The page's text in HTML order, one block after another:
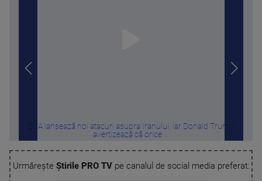
SUA lansează noi atacuri asupra Iranului, iar Donald Trump
avertizează că orice ...
Urmărește Știrile PRO TVpe canalul de social media preferat: